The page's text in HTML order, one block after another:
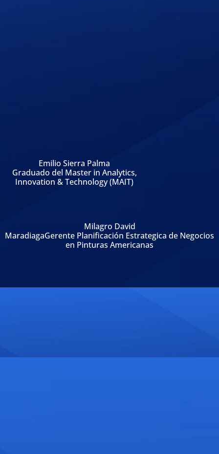
Emilio Sierra Palma
Graduado del Master in Analytics,
Innovation & Technology (MAIT)
Milagro David
MaradiagaGerente Planificación Estrategica de Negocios
en Pinturas Americanas